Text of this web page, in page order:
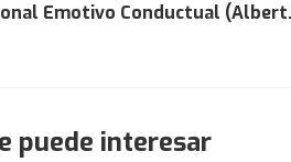
Emotivo Conductual (Albert
puede interesar